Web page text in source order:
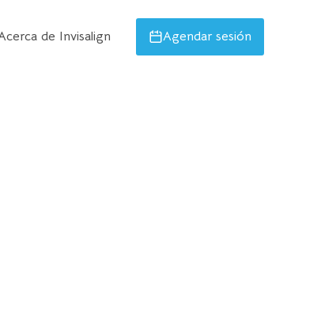
de Invisalign Agendar sesión